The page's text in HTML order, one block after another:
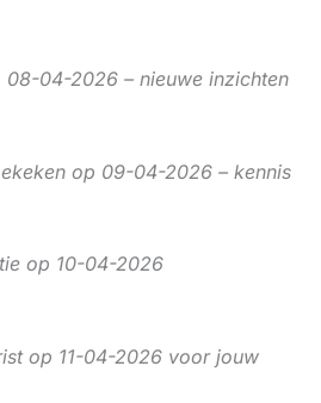
08-04-2026 – nieuwe inzichten
op 09-04-2026 – kennis
op 10-04-2026
op 11-04-2026 voor jouw